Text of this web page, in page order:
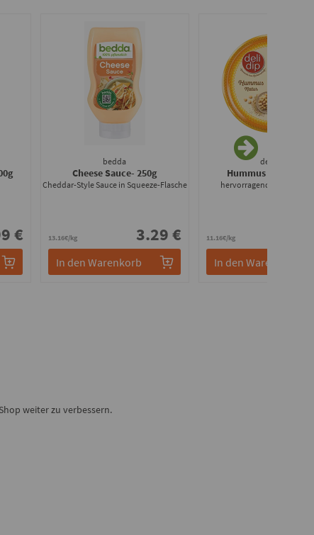
€
bedda
Cheese Sauce- 250g
Cheddar-Style Sauce in Squeeze-Flasche
13.16€/kg 3.29 €
In den Warenkorb
delidip
Hummus Natur
hervorragende
11.16€/kg
In den Warenkorb
weiter zu verbessern.